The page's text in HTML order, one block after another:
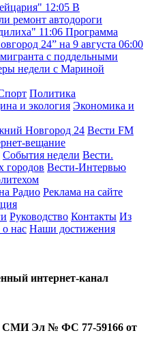
12:05 В
ремонт автодороги
11:06 Программа
24” на 9 августа 06:00
с поддельными
недели с Мариной
Политика
и экология Экономика и
Новгород 24 Вести FM
вещание
События недели Вести.
городов Вести-Интервью
Радио Реклама на сайте
Руководство Контакты Из
о нас Наши достижения
интернет-канал
СМИ Эл № ФС 77-59166 от